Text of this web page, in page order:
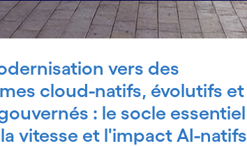
vers des
cloud-natifs, évolutifs et
: le socle essentiel
vitesse et l'impact AI-natifs